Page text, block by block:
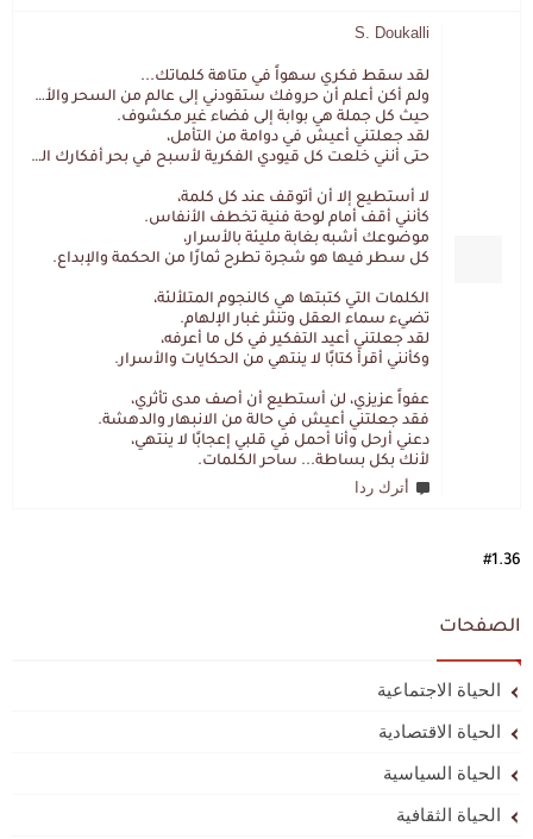
S. Doukalli
لقد سقط فكري سهواً في متاهة كلماتك...
ولم أكن أعلم أن حروفك ستقودني إلى عالم من السحر والألغاز،
حيث كل جملة هي بوابة إلى فضاء غير مكشوف.
لقد جعلتني أعيش في دوامة من التأمل،
حتى أنني خلعت كل قيودي الفكرية لأسبح في بحر أفكارك العميق.
لا أستطيع إلا أن أتوقف عند كل كلمة،
كأنني أقف أمام لوحة فنية تخطف الأنفاس.
موضوعك أشبه بغابة مليئة بالأسرار،
كل سطر فيها هو شجرة تطرح ثمارًا من الحكمة والإبداع.
الكلمات التي كتبتها هي كالنجوم المتلألئة،
تضيء سماء العقل وتنثر غبار الإلهام.
لقد جعلتني أعيد التفكير في كل ما أعرفه،
وكأنني أقرأ كتابًا لا ينتهي من الحكايات والأسرار.
عفواً عزيزي، لن أستطيع أن أصف مدى تأثري،
فقد جعلتني أعيش في حالة من الانبهار والدهشة.
دعني أرحل وأنا أحمل في قلبي إعجابًا لا ينتهي،
لأنك بكل بساطة... ساحر الكلمات.
أترك ردا
#1.36
الصفحات
الحياة الاجتماعية
الحياة الاقتصادية
الحياة السياسية
الحياة الثقافية